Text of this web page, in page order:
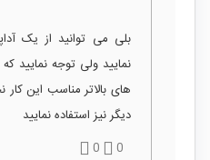
نمایید ولی توجه
های بالاتر مناسب این کار
دیگر نیز استفاده نمایید
0
0